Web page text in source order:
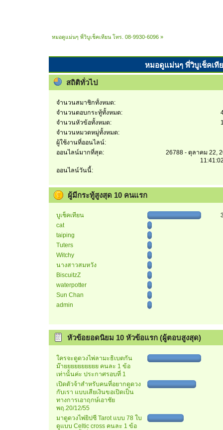
หมอดูแม่นๆ พี่วิบูเช็คเทียน โทร. 08-9930-6096 »
หมอดูแม่นๆ พี่วิบูเช็คเที
สถิติทั่วไป
จำนวนสมาชิกทั้งหมด:
จำนวนตอบกระทู้ทั้งหมด:
จำนวนหัวข้อทั้งหมด:
จำนวนหมวดหมู่ทั้งหมด:
ผู้ใช้งานที่ออนไลน์:
ออนไลน์มากที่สุด:
26788 - ตุลาคม 22,
ออนไลน์วันนี้:
ผู้มีกระทู้สูงสุด 10 คนแรก
บูเช็คเทียน
cat
taiping
Tuters
Witchy
นางสาวสมหวัง
BiscuitzZ
waterpotter
Sun Chan
admin
หัวข้อยอดนิยม 10 หัวข้อแรก (ผู้ตอบสูงสุด)
ใครจะดูดวงไพ่ลามะธิเบตกัน
ม๊ายยยยยยยยยย คนละ 1 ข้อ
เท่านั้นค่ะ ประกาศรอบที่ 1
เปิดตัวจ้าสำหรับคนที่อยากดูดวง
กับเรา แบบเสียเงินขอเปิดเป็น
ทางการเอาฤกษ์เอาชัย
พฤ.20/12/55
มาดูดวงไพ่ยิปซี Tarot แบบ 78 ใบ
ดูแบบ Celtic cross คนละ 1 ข้อ